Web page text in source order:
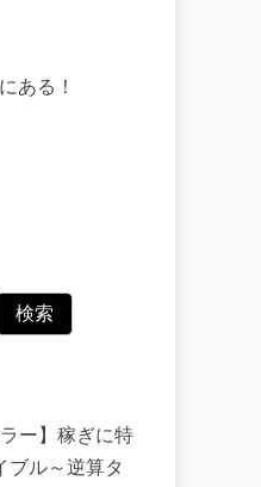
ある！
検索
ー】稼ぎに特
ブル～逆算タ